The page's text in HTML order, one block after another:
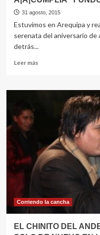
31 agosto, 2015
Estuvimos en Arequipa y
serenata del aniversario
detrás...
Leer másLeer
Â¡Â¡CUMPLIÃ“
CABRERIAS!!
Corriendo la cancha
EL CHINITO DEL